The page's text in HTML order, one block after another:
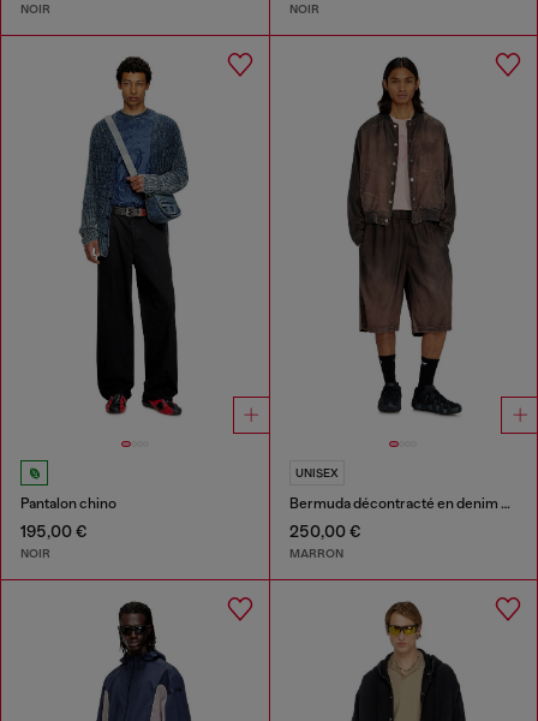
NOIR NOIR
Pantalon chino
195,00 €
NOIR
UNISEX
Bermuda décontracté en denim enduit fluide
250,00 €
MARRON